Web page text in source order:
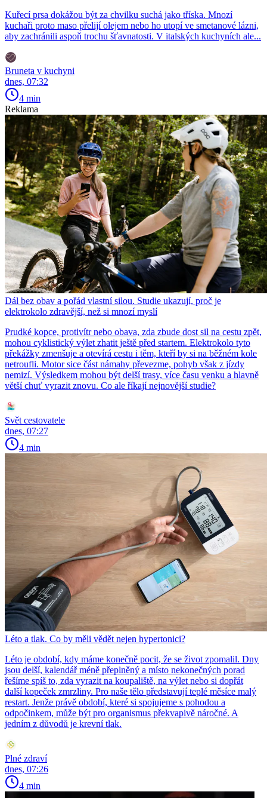
Kuřecí prsa dokážou být za chvilku suchá jako tříska. Mnozí
kuchaři proto maso přelijí olejem nebo ho utopí ve smetanové lázni,
aby zachránili aspoň trochu šťavnatosti. V italských kuchyních ale...
Bruneta v kuchyni
dnes, 07:32
4 min
Reklama
Dál bez obav a pořád vlastní silou. Studie ukazují, proč je
elektrokolo zdravější, než si mnozí myslí
Prudké kopce, protivítr nebo obava, zda zbude dost sil na cestu zpět,
mohou cyklistický výlet zhatit ještě před startem. Elektrokolo tyto
překážky zmenšuje a otevírá cestu i těm, kteří by si na běžném kole
netroufli. Motor sice část námahy převezme, pohyb však z jízdy
nemizí. Výsledkem mohou být delší trasy, více času venku a hlavně
větší chuť vyrazit znovu. Co ale říkají nejnovější studie?
Svět cestovatele
dnes, 07:27
4 min
Léto a tlak. Co by měli vědět nejen hypertonici?
Léto je období, kdy máme konečně pocit, že se život zpomalil. Dny
jsou delší, kalendář méně přeplněný a místo nekonečných porad
řešíme spíš to, zda vyrazit na koupaliště, na výlet nebo si dopřát
další kopeček zmrzliny. Pro naše tělo představují teplé měsíce malý
restart. Jenže právě období, které si spojujeme s pohodou a
odpočinkem, může být pro organismus překvapivě náročné. A
jedním z důvodů je krevní tlak.
Plné zdraví
dnes, 07:26
4 min